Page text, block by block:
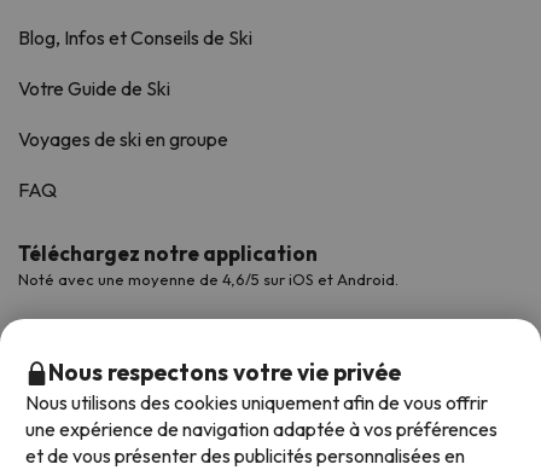
Blog, Infos et Conseils de Ski
Votre Guide de Ski
Voyages de ski en groupe
FAQ
Téléchargez notre application
Noté avec une moyenne de 4,6/5 sur iOS et Android.
Nous respectons votre vie privée
Nous utilisons des cookies uniquement afin de vous offrir
une expérience de navigation adaptée à vos préférences
et de vous présenter des publicités personnalisées en